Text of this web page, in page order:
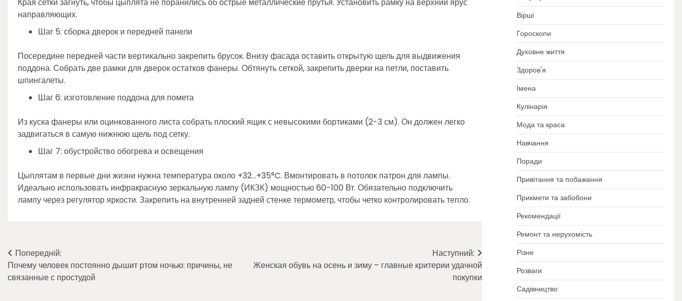
направляющих.
Шаг 5: сборка дверок и передней панели
Посередине передней части вертикально закрепить брусок. Внизу фасада оставить открытую щель для выдвижения
поддона. Собрать две рамки для дверок остатков фанеры. Обтянуть сеткой, закрепить дверки на петли, поставить
шпингалеты.
Шаг 6: изготовление поддона для помета
Из куска фанеры или оцинкованного листа собрать плоский ящик с невысокими бортиками (2-3 см). Он должен легко
задвигаться в самую нижнюю щель под сетку.
Шаг 7: обустройство обогрева и освещения
Цыплятам в первые дни жизни нужна температура около +32…+35°C. Вмонтировать в потолок патрон для лампы.
Идеально использовать инфракрасную зеркальную лампу (ИКЗК) мощностью 60-100 Вт. Обязательно подключить
лампу через регулятор яркости. Закрепить на внутренней задней стенке термометр, чтобы четко контролировать тепло.
Навігація
записів
Попередній:
Почему человек постоянно дышит ртом ночью: причины, не
связанные с простудой
Наступний:
Женская обувь на осень и зиму – главные критерии удачной
покупки
Вірші
Гороскопи
Духовне життя
Здоров'я
Імена
Кулінарія
Мода та краса
Навчання
Поради
Привітання та побажання
Прикмети та забобони
Рекомендації
Ремонт та нерухомість
Різне
Розваги
Садівництво